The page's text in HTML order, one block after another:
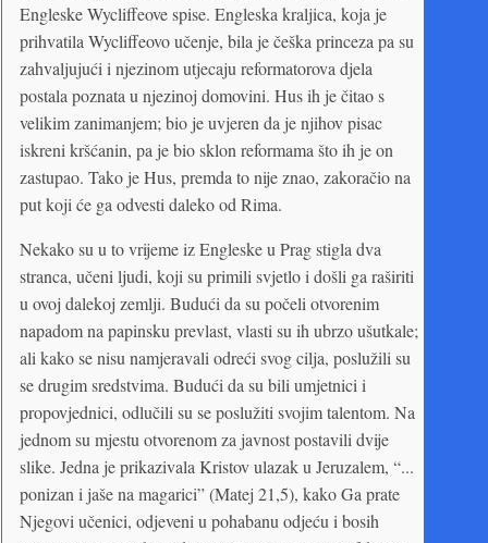
Engleske Wycliffeove spise. Engleska kraljica, koja je
prihvatila Wycliffeovo učenje, bila je češka princeza pa su
zahvaljujući i njezinom utjecaju reformatorova djela
postala poznata u njezinoj domovini. Hus ih je čitao s
velikim zanimanjem; bio je uvjeren da je njihov pisac
iskreni kršćanin, pa je bio sklon reformama što ih je on
zastupao. Tako je Hus, premda to nije znao, zakoračio na
put koji će ga odvesti daleko od Rima.
Nekako su u to vrijeme iz Engleske u Prag stigla dva
stranca, učeni ljudi, koji su primili svjetlo i došli ga raširiti
u ovoj dalekoj zemlji. Budući da su počeli otvorenim
napadom na papinsku prevlast, vlasti su ih ubrzo ušutkale;
ali kako se nisu namjeravali odreći svog cilja, poslužili su
se drugim sredstvima. Budući da su bili umjetnici i
propovjednici, odlučili su se poslužiti svojim talentom. Na
jednom su mjestu otvorenom za javnost postavili dvije
slike. Jedna je prikazivala Kristov ulazak u Jeruzalem, “...
ponizan i jaše na magarici” (Matej 21,5), kako Ga prate
Njegovi učenici, odjeveni u pohabanu odjeću i bosih